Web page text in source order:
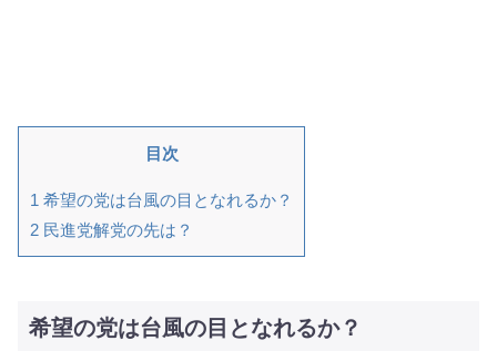
目次
1 希望の党は台風の目となれるか？
2 民進党解党の先は？
希望の党は台風の目となれるか？